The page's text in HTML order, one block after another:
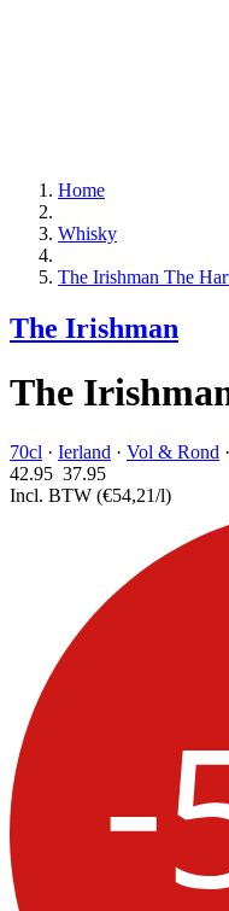
Home
Whisky
The Irishman The
The Irishman
The
70cl · Ierland · Vol & Rond ·
42.95 37.95
Incl. BTW (€54,21/l)